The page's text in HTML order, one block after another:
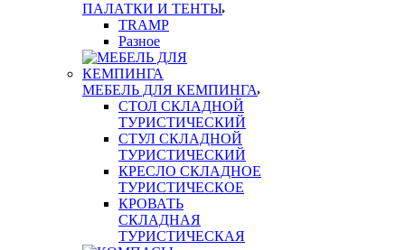
ПАЛАТКИ И ТЕНТЫ
TRAMP
Разное
МЕБЕЛЬ ДЛЯ КЕМПИНГА
СТОЛ СКЛАДНОЙ
ТУРИСТИЧЕСКИЙ
СТУЛ СКЛАДНОЙ
ТУРИСТИЧЕСКИЙ
КРЕСЛО СКЛАДНОЕ
ТУРИСТИЧЕСКОЕ
КРОВАТЬ
СКЛАДНАЯ
ТУРИСТИЧЕСКАЯ